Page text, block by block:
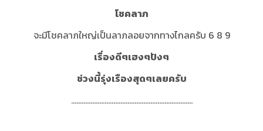
โชคลาภ
จะมีโชคลาภใหญ่เป็นลาภลอยจากทางไกลครับ 6 8 9
เรื่องดีๆเฮงๆปังๆ
ช่วงนี้รุ่งเรืองสุดๆเลยครับ
.....................................................................